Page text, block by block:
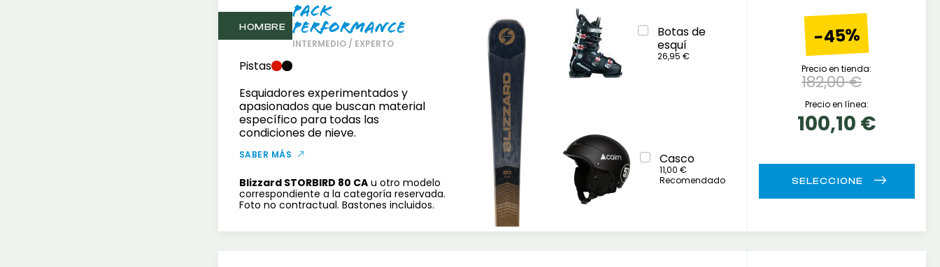
HOMBRE
Pack
Performance
INTERMEDIO / EXPERTO
Pistas
Esquiadores experimentados y
apasionados que buscan material
específico para todas las
condiciones de nieve.
SABER MÁS
Blizzard STORBIRD 80 CA u otro modelo
correspondiente a la categoría reservada.
Foto no contractual. Bastones incluidos.
Botas de
esquí
26,95 €
Casco
11,00 €
Recomendado
-45%
Precio en tienda:
182,00 €
Precio en línea:
100,10 €